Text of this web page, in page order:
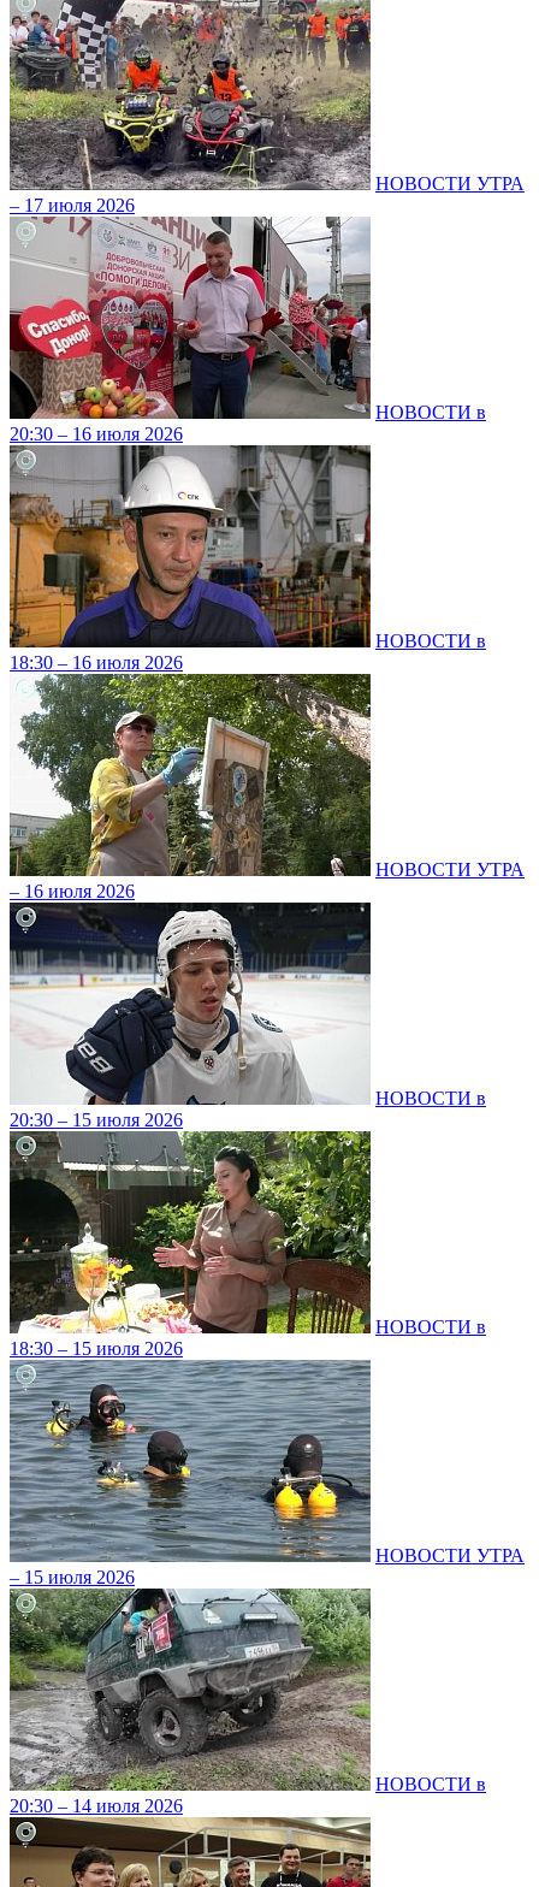
НОВОСТИ УТРА
– 17 июля 2026
НОВОСТИ в
20:30 – 16 июля 2026
НОВОСТИ в
18:30 – 16 июля 2026
НОВОСТИ УТРА
– 16 июля 2026
НОВОСТИ в
20:30 – 15 июля 2026
НОВОСТИ в
18:30 – 15 июля 2026
НОВОСТИ УТРА
– 15 июля 2026
НОВОСТИ в
20:30 – 14 июля 2026